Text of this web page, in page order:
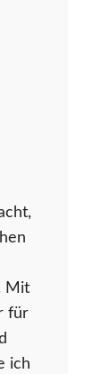
Mit
für
ich